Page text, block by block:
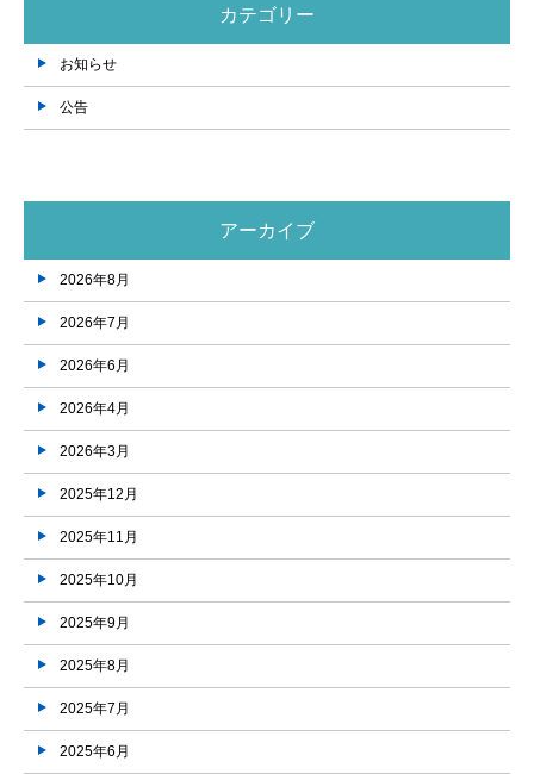
カテゴリー
お知らせ
公告
アーカイブ
2026年8月
2026年7月
2026年6月
2026年4月
2026年3月
2025年12月
2025年11月
2025年10月
2025年9月
2025年8月
2025年7月
2025年6月